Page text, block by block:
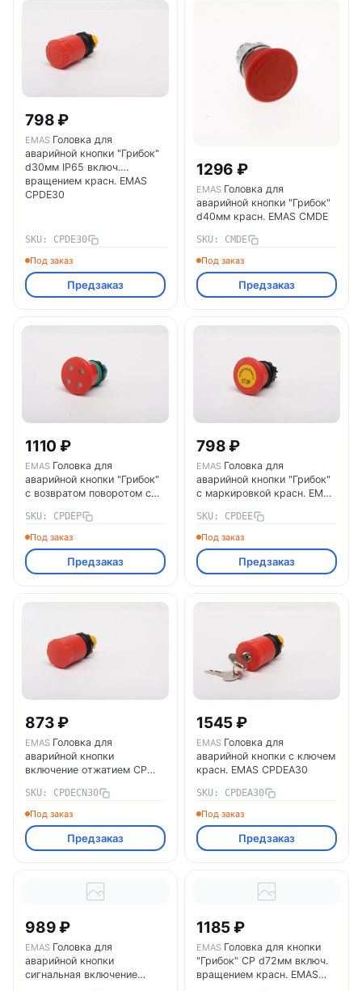
798 ₽
EMAS Головка для
аварийной кнопки "Грибок"
d30мм IP65 включ.
вращением красн. EMAS
CPDE30
SKU: CPDE30
Под заказ
Предзаказ
1296 ₽
EMAS Головка для
аварийной кнопки "Грибок"
d40мм красн. EMAS CMDE
SKU: CMDE
Под заказ
Предзаказ
1110 ₽
EMAS Головка для
аварийной кнопки "Грибок"
с возвратом поворотом с
SKU: CPDEP
Под заказ
Предзаказ
798 ₽
EMAS Головка для
аварийной кнопки "Грибок"
с маркировкой красн. EMAS
SKU: CPDEE
Под заказ
Предзаказ
873 ₽
EMAS Головка для
аварийной кнопки
включение отжатием CP
SKU: CPDECN30
Под заказ
Предзаказ
1545 ₽
EMAS Головка для
аварийной кнопки с ключем
красн. EMAS CPDEA30
SKU: CPDEA30
Под заказ
Предзаказ
989 ₽
EMAS Головка для
аварийной кнопки
сигнальная включение
1185 ₽
EMAS Головка для кнопки
"Грибок" CP d72мм включ.
вращением красн. EMAS